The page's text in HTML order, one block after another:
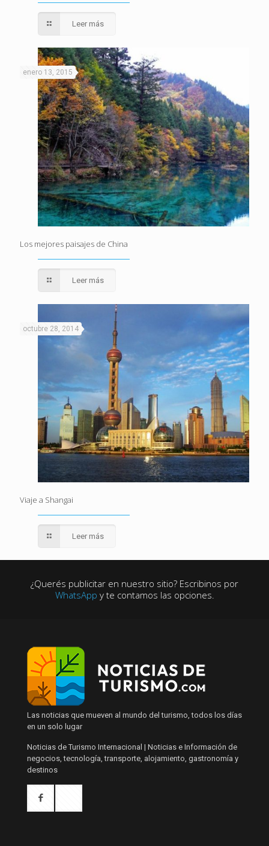
Leer más
enero 13, 2015
Los mejores paisajes de China
Leer más
octubre 28, 2014
Viaje a Shangai
Leer más
¿Querés publicitar en nuestro sitio? Escribinos por
WhatsApp y te contamos las opciones.
Las noticias que mueven al mundo del turismo, todos los días
en un solo lugar
Noticias de Turismo Internacional | Noticias e Información de
negocios, tecnología, transporte, alojamiento, gastronomía y
destinos